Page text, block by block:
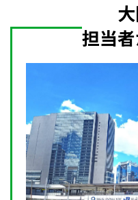
担当